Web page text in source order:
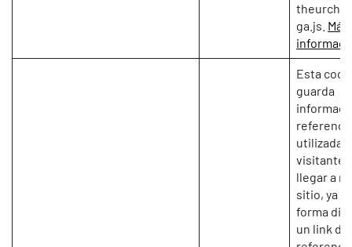
ga.js. Más
Esta
guarda
utilizadas
visitante
llegar a
sitio, ya
forma
un link de